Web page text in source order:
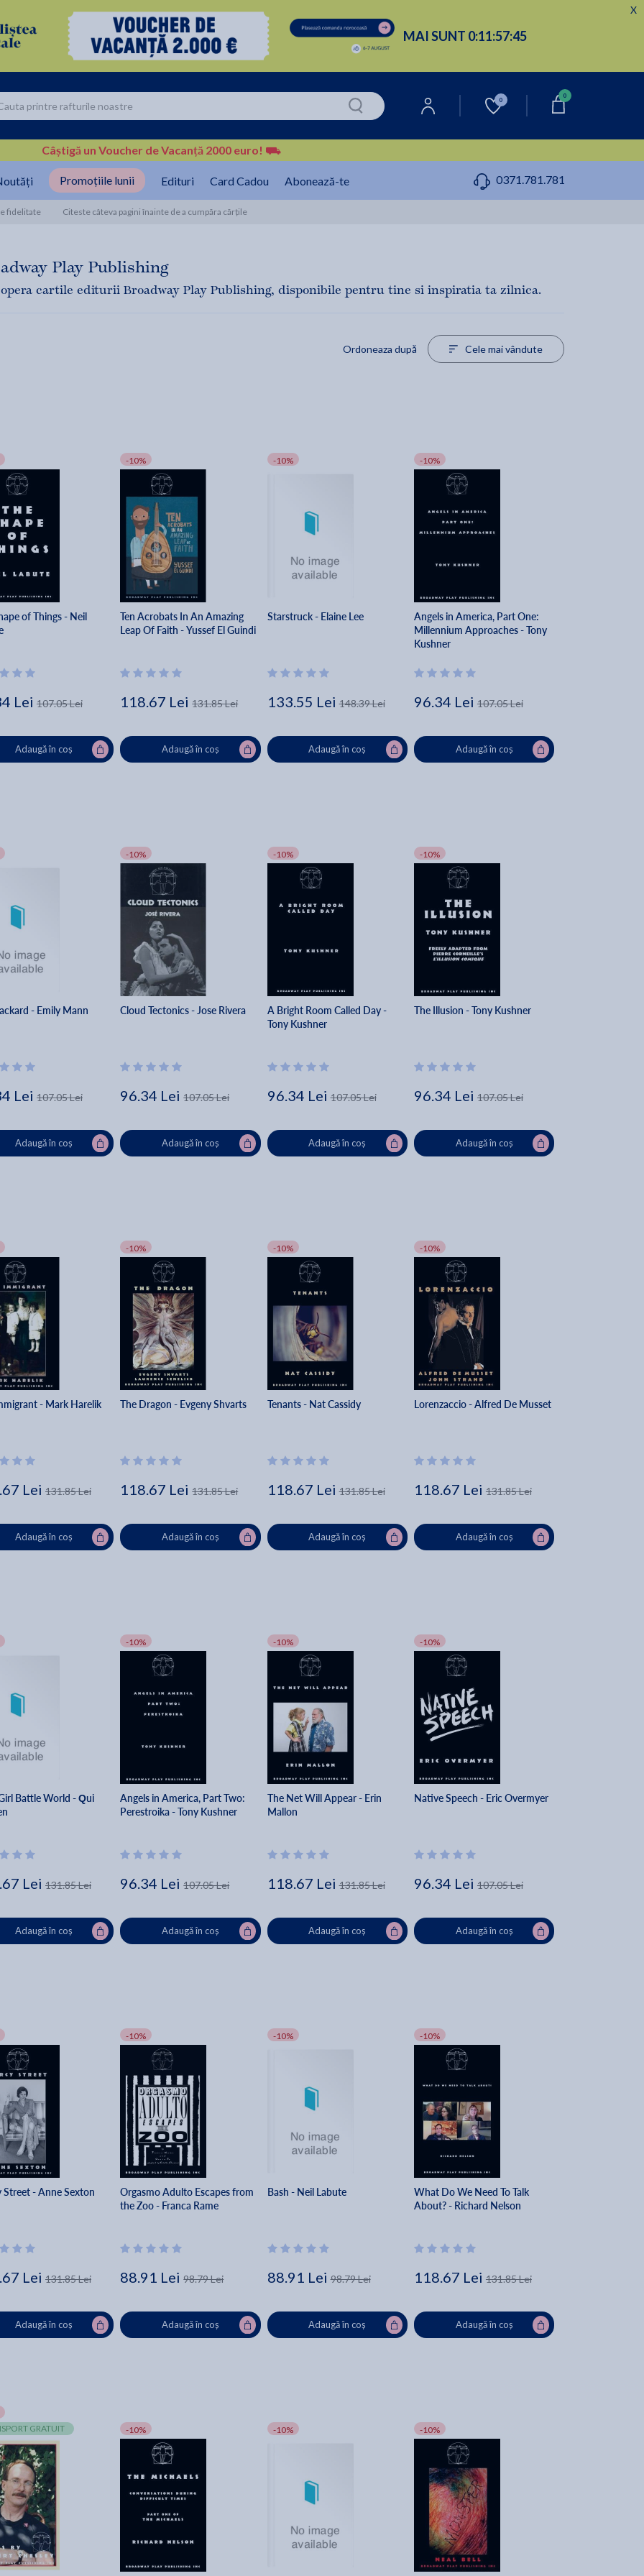
MAI SUNT 0:11:57:44
X
0
0
Câștigă un Voucher de Vacanță 2000 euro! ⛟
Promoțiile lunii Edituri Card Cadou Abonează-te 0371.781.781
fidelitate Citeste câteva pagini înainte de a cumpăra cărțile
Play Publishing
cartile editurii Broadway Play Publishing, disponibile pentru tine si inspiratia ta zilnica.
Ordoneaza după Cele mai vândute
of Things - Neil
Lei 107.05 Lei
Adaugă în coș
-10%
Ten Acrobats In An Amazing
Leap Of Faith - Yussef El Guindi
118.67 Lei 131.85 Lei
Adaugă în coș
-10%
Starstruck - Elaine Lee
133.55 Lei 148.39 Lei
Adaugă în coș
-10%
Angels in America, Part One:
Millennium Approaches - Tony
Kushner
96.34 Lei 107.05 Lei
Adaugă în coș
- Emily Mann
Lei 107.05 Lei
Adaugă în coș
-10%
Cloud Tectonics - Jose Rivera
96.34 Lei 107.05 Lei
Adaugă în coș
-10%
A Bright Room Called Day -
Tony Kushner
96.34 Lei 107.05 Lei
Adaugă în coș
-10%
The Illusion - Tony Kushner
96.34 Lei 107.05 Lei
Adaugă în coș
- Mark Harelik
Lei 131.85 Lei
Adaugă în coș
-10%
The Dragon - Evgeny Shvarts
118.67 Lei 131.85 Lei
Adaugă în coș
-10%
Tenants - Nat Cassidy
118.67 Lei 131.85 Lei
Adaugă în coș
-10%
Lorenzaccio - Alfred De Musset
118.67 Lei 131.85 Lei
Adaugă în coș
Battle World - Qui
Lei 131.85 Lei
Adaugă în coș
-10%
Angels in America, Part Two:
Perestroika - Tony Kushner
96.34 Lei 107.05 Lei
Adaugă în coș
-10%
The Net Will Appear - Erin
Mallon
118.67 Lei 131.85 Lei
Adaugă în coș
-10%
Native Speech - Eric Overmyer
96.34 Lei 107.05 Lei
Adaugă în coș
Street - Anne Sexton
Lei 131.85 Lei
Adaugă în coș
-10%
Orgasmo Adulto Escapes from
the Zoo - Franca Rame
88.91 Lei 98.79 Lei
Adaugă în coș
-10%
Bash - Neil Labute
88.91 Lei 98.79 Lei
Adaugă în coș
-10%
What Do We Need To Talk
About? - Richard Nelson
118.67 Lei 131.85 Lei
Adaugă în coș
GRATUIT
-10% -10% -10%